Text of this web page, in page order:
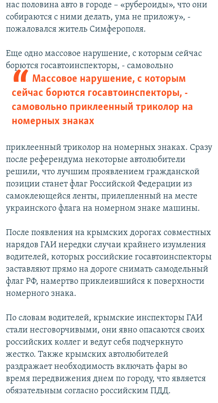
нас половина авто в городе – «рубероиды», что они
собираются с ними делать, ума не приложу», -
пожаловался житель Симферополя.
Еще одно массовое нарушение, с которым сейчас
борются госавтоинспекторы, -
Массовое нарушение, с которым
сейчас борются госавтоинспекторы, -
самовольно приклеенный триколор на
номерных знаках
самовольно
приклеенный триколор на номерных знаках. Сразу
после референдума некоторые автолюбители
решили, что лучшим проявлением гражданской
позиции станет флаг Российской Федерации из
самоклеющейся ленты, прилепленный на месте
украинского флага на номерном знаке машины.
После появления на крымских дорогах совместных
нарядов ГАИ нередки случаи крайнего изумления
водителей, которых российские госавтоинспекторы
заставляют прямо на дороге снимать самодельный
флаг РФ, намертво приклеившийся к поверхности
номерного знака.
По словам водителей, крымские инспекторы ГАИ
стали несговорчивыми, они явно опасаются своих
российских коллег и ведут себя подчеркнуто
жестко. Также крымских автолюбителей
раздражает необходимость включать фары во
время передвижения днем по городу, что является
обязательным согласно российским ПДД.